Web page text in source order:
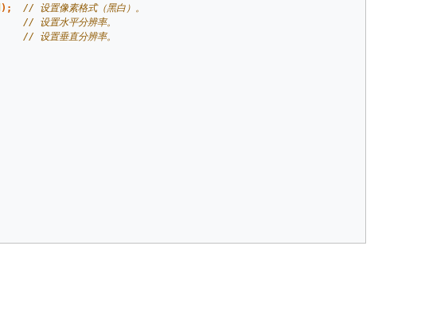
);
// 设置像素格式（黑白）。
// 设置水平分辨率。
// 设置垂直分辨率。